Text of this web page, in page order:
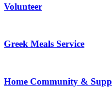
Volunteer
Greek Meals Service
Home Community &